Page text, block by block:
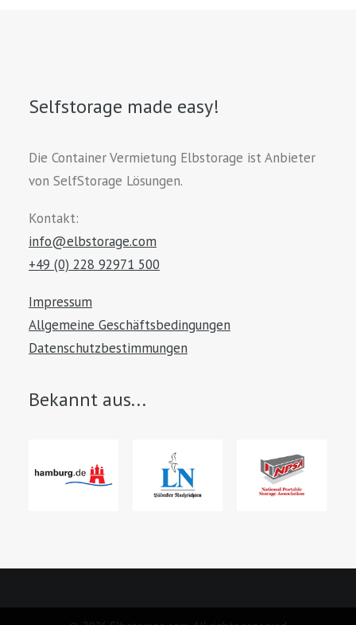
Selfstorage made easy!
Die Container Vermietung Elbstorage ist Anbieter
von SelfStorage Lösungen.
Kontakt:
info@elbstorage.com
+49 (0) 228 92971 500
Impressum
Allgemeine Geschäftsbedingungen
Datenschutzbestimmungen
Bekannt aus...